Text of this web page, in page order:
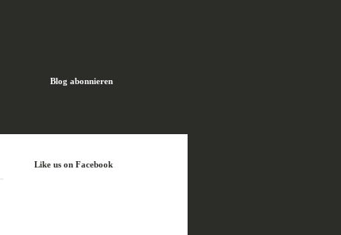
Blog abonnieren
Like us on Facebook